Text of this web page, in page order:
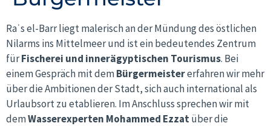
Raʾs el-Barr liegt malerisch an der Mündung des östlichen
Nilarms ins Mittelmeer und ist ein bedeutendes Zentrum
fürFischerei und innerägyptischen Tourismus. Bei
einem Gespräch mit demBürgermeistererfahren wir mehr
über die Ambitionen der Stadt, sich auch international als
Urlaubsort zu etablieren. Im Anschluss sprechen wir mit
demWasserexperten Mohammed Ezzatüber die